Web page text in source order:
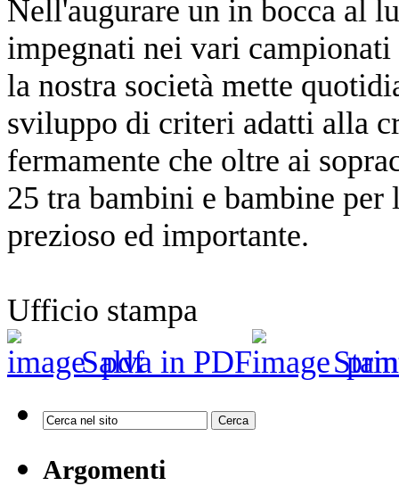
Nell'augurare un in bocca al
impegnati nei vari
la nostra società mette
sviluppo di criteri adatti alla
fermamente che oltre ai
25 tra bambini e bambine
prezioso ed importante.
Ufficio stampa
Salva in PDF
Argomenti